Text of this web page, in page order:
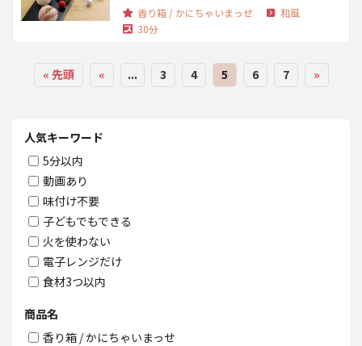
香り箱 / かにちゃいまっせ
和風
30分
« 先頭 « ... 3 4 5 6 7 »
人気キーワード
5分以内
動画あり
味付け不要
子どもでもできる
火を使わない
電子レンジだけ
食材3つ以内
商品名
香り箱 / かにちゃいまっせ